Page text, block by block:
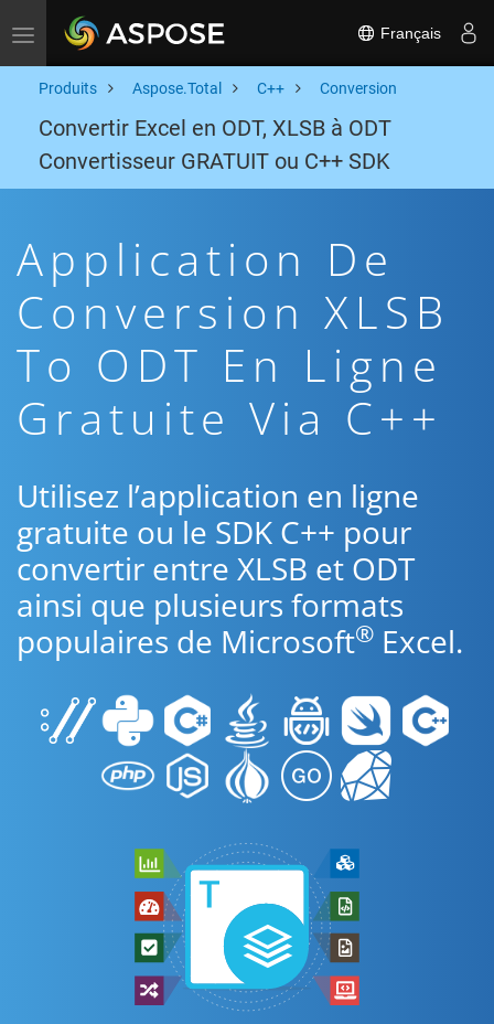
Toggle navigation Français
Produits Aspose.Total C++ Conversion
Convertir Excel en ODT, XLSB à ODT
Convertisseur GRATUIT ou C++ SDK
Application De
Conversion XLSB
To ODT En Ligne
Gratuite Via C++
Utilisez l’application en ligne
gratuite ou le SDK C++ pour
convertir entre XLSB et ODT
ainsi que plusieurs formats
populaires de Microsoft® Excel.